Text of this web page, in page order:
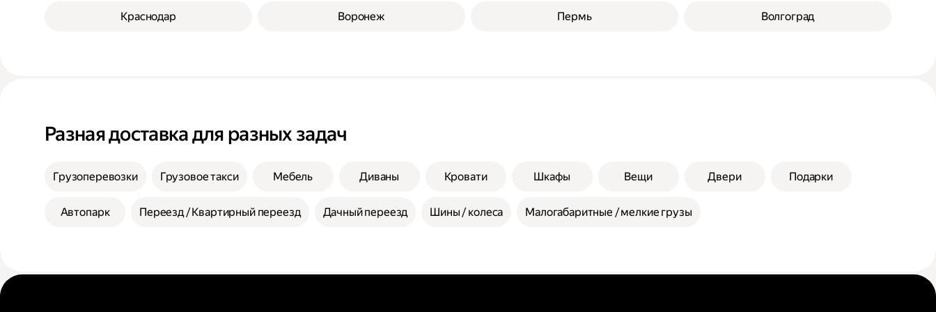
Краснодар Воронеж Пермь Волгоград
Разная доставка для разных задач
Грузоперевозки Грузовое такси Мебель Диваны Кровати Шкафы Вещи Двери Подарки
Автопарк Переезд / Квартирный переезд Дачный переезд Шины / колеса Малогабаритные / мелкие грузы